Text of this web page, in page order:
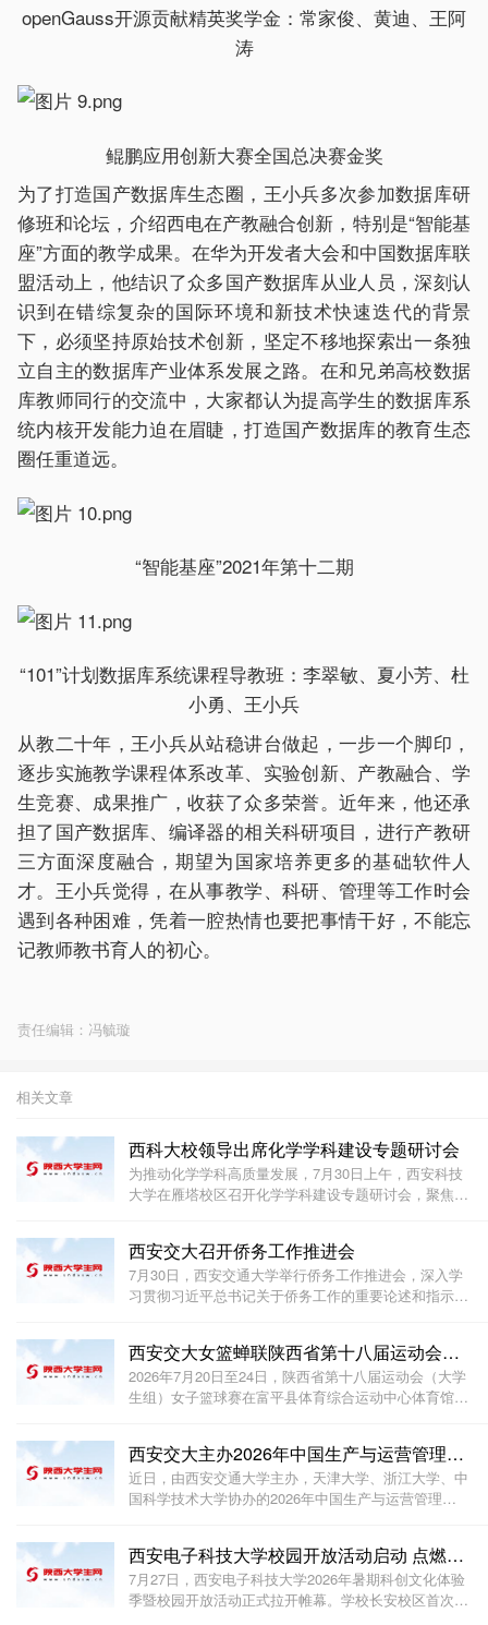
openGauss开源贡献精英奖学金：常家俊、黄迪、王阿
涛
鲲鹏应用创新大赛全国总决赛金奖
为了打造国产数据库生态圈，王小兵多次参加数据库研
修班和论坛，介绍西电在产教融合创新，特别是“智能基
座”方面的教学成果。在华为开发者大会和中国数据库联
盟活动上，他结识了众多国产数据库从业人员，深刻认
识到在错综复杂的国际环境和新技术快速迭代的背景
下，必须坚持原始技术创新，坚定不移地探索出一条独
立自主的数据库产业体系发展之路。在和兄弟高校数据
库教师同行的交流中，大家都认为提高学生的数据库系
统内核开发能力迫在眉睫，打造国产数据库的教育生态
圈任重道远。
“智能基座”2021年第十二期
“101”计划数据库系统课程导教班：李翠敏、夏小芳、杜
小勇、王小兵
从教二十年，王小兵从站稳讲台做起，一步一个脚印，
逐步实施教学课程体系改革、实验创新、产教融合、学
生竞赛、成果推广，收获了众多荣誉。近年来，他还承
担了国产数据库、编译器的相关科研项目，进行产教研
三方面深度融合，期望为国家培养更多的基础软件人
才。王小兵觉得，在从事教学、科研、管理等工作时会
遇到各种困难，凭着一腔热情也要把事情干好，不能忘
记教师教书育人的初心。
责任编辑：冯毓璇
相关文章
西科大校领导出席化学学科建设专题研讨会
为推动化学学科高质量发展，7月30日上午，西安科技
大学在雁塔校区召开化学学科建设专题研讨会，聚焦学
院原院长马养民教授、陕西师范大学化学化工学院院长
西安交大召开侨务工作推进会
7月30日，西安交通大学举行侨务工作推进会，深入学
习贯彻习近平总书记关于侨务工作的重要论述和指示精
教师工作部、校工会、国际处、离退休处、校友部负责
西安交大女篮蝉联陕西省第十八届运动会大学生组女子篮
2026年7月20日至24日，陕西省第十八届运动会（大学
生组）女子篮球赛在富平县体育综合运动中心体育馆精
午，乙组决赛拉开帷幕，卫冕冠军西安交通大学女篮与
西安
西安交大主办2026年中国生产与运营管理国际会议及系列
近日，由西安交通大学主办，天津大学、浙江大学、中
国科学技术大学协办的2026年中国生产与运营管理
人工智能与机器的协同合作，致力于打造安全可靠、富
有
西安电子科技大学校园开放活动启动 点燃少年科学梦
7月27日，西安电子科技大学2026年暑期科创文化体验
季暨校园开放活动正式拉开帷幕。学校长安校区首次面